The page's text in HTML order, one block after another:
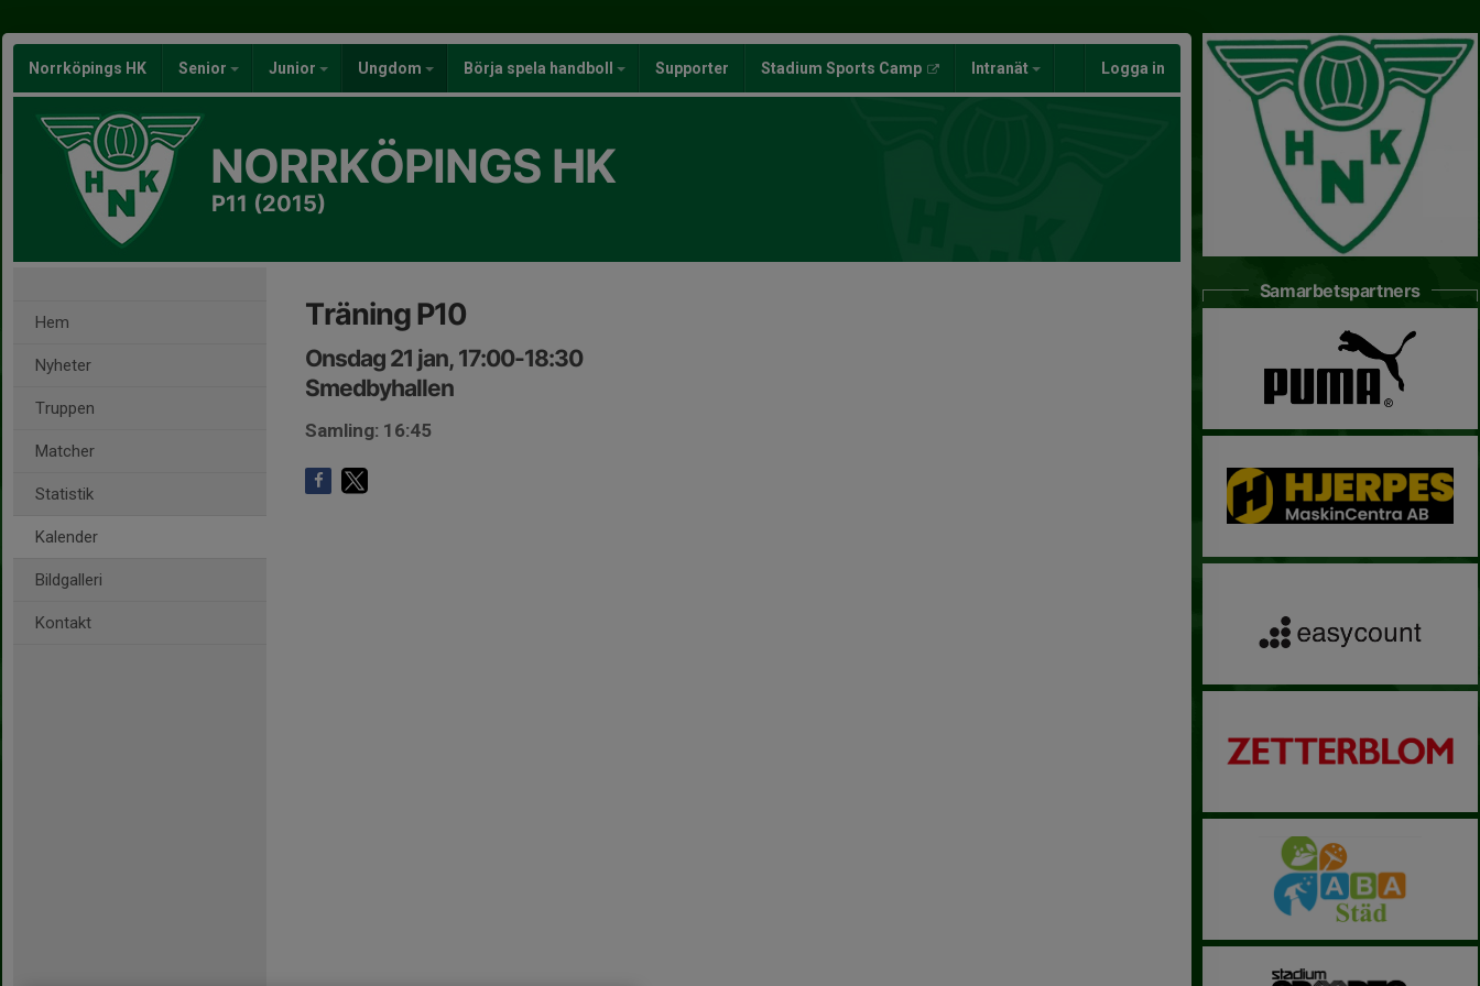
Norrköpings HK Senior Junior Ungdom Börja spela handboll Supporter Stadium Sports Camp Intranät Logga in
NORRKÖPINGS HK
P11 (2015)
Hem
Nyheter
Truppen
Matcher
Statistik
Kalender
Bildgalleri
Kontakt
Träning P10
Onsdag 21 jan, 17:00-18:30
Smedbyhallen
Samling: 16:45
Samarbetspartners